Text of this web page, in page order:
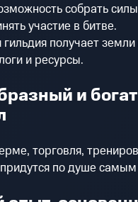
собрать
участие в битве.
получает
и ресурсы.
и
торговля,
по душе